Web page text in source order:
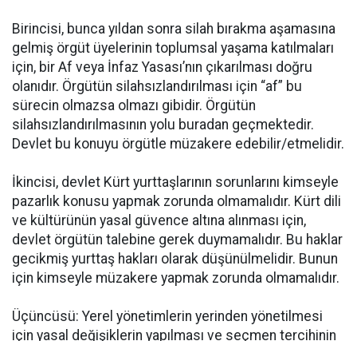
Birincisi, bunca yıldan sonra silah bırakma aşamasına
gelmiş örgüt üyelerinin toplumsal yaşama katılmaları
için, bir Af veya İnfaz Yasası’nın çıkarılması doğru
olanıdır. Örgütün silahsızlandırılması için “af” bu
sürecin olmazsa olmazı gibidir. Örgütün
silahsızlandırılmasının yolu buradan geçmektedir.
Devlet bu konuyu örgütle müzakere edebilir/etmelidir.
İkincisi, devlet Kürt yurttaşlarının sorunlarını kimseyle
pazarlık konusu yapmak zorunda olmamalıdır. Kürt dili
ve kültürünün yasal güvence altına alınması için,
devlet örgütün talebine gerek duymamalıdır. Bu haklar
gecikmiş yurttaş hakları olarak düşünülmelidir. Bunun
için kimseyle müzakere yapmak zorunda olmamalıdır.
Üçüncüsü: Yerel yönetimlerin yerinden yönetilmesi
için yasal değişiklerin yapılması ve seçmen tercihinin